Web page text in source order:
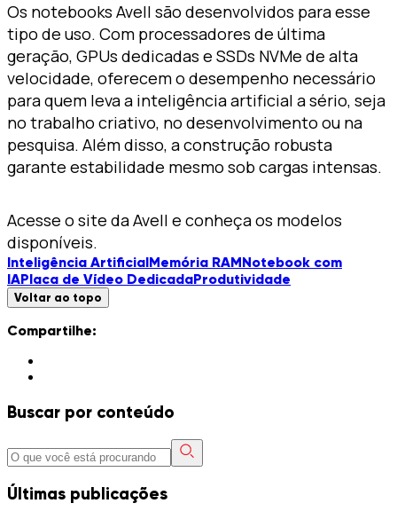
Os notebooks Avell são desenvolvidos para esse
tipo de uso. Com processadores de última
geração, GPUs dedicadas e SSDs NVMe de alta
velocidade, oferecem o desempenho necessário
para quem leva a inteligência artificial a sério, seja
no trabalho criativo, no desenvolvimento ou na
pesquisa. Além disso, a construção robusta
garante estabilidade mesmo sob cargas intensas.
Acesse o site da Avell e conheça os modelos
disponíveis.
Inteligência ArtificialMemória RAMNotebook com
IAPlaca de Vídeo DedicadaProdutividade
Voltar ao topo
Compartilhe:
Buscar por conteúdo
Últimas publicações